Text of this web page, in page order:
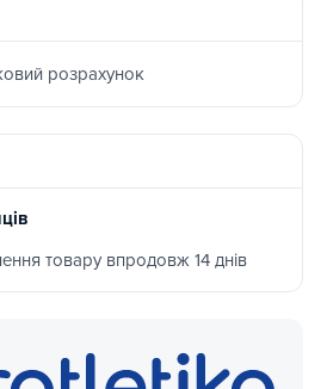
розрахунок
товару впродовж 14 днів